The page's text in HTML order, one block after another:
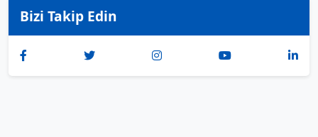
Bizi Takip Edin